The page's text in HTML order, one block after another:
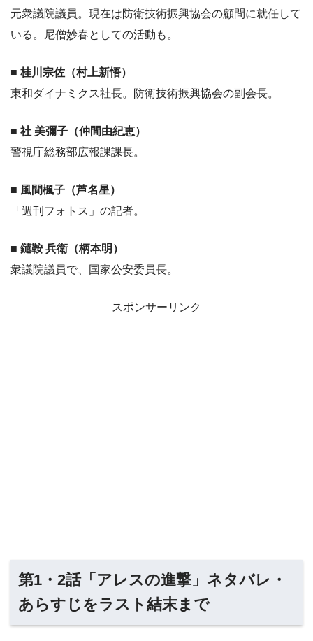
元衆議院議員。現在は防衛技術振興協会の顧問に就任して
いる。尼僧妙春としての活動も。
■ 桂川宗佐（村上新悟）
東和ダイナミクス社長。防衛技術振興協会の副会長。
■ 社 美彌子（仲間由紀恵）
警視庁総務部広報課課長。
■ 風間楓子（芦名星）
「週刊フォトス」の記者。
■ 鑓鞍 兵衛（柄本明）
衆議院議員で、国家公安委員長。
スポンサーリンク
第1・2話「アレスの進撃」ネタバレ・
あらすじをラスト結末まで